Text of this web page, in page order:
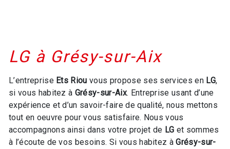
LG à Grésy-sur-Aix
L’entreprise Ets Riou vous propose ses services en LG,
si vous habitez à Grésy-sur-Aix. Entreprise usant d’une
expérience et d’un savoir-faire de qualité, nous mettons
tout en oeuvre pour vous satisfaire. Nous vous
accompagnons ainsi dans votre projet de LG et sommes
à l’écoute de vos besoins. Si vous habitez àGrésy-sur-